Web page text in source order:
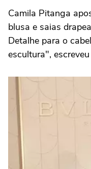
Camila Pitanga
blusa e saias
Detalhe para o
escultura",